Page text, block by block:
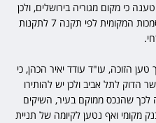
כי מקום מגוריה בירושלים, ולכן
שם מוקנית הסמכות המקומית לפי תקנה 7 לתקנות
הזוכה, עו"ד עודד יאיר הכהן, כי
הדוק לתל אביב ולכן יש להותירו
שהנכס ממוקם בעיר, השיקים
מקומי ואף נטען לקיומה של תניית